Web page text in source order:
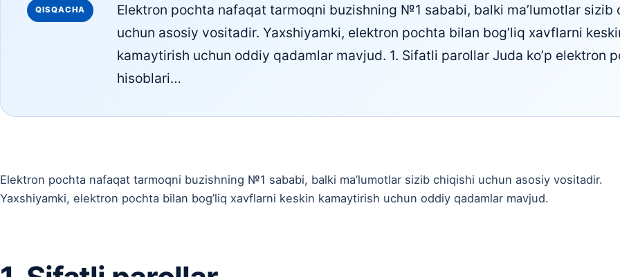
QISQACHA
Elektron pochta nafaqat tarmoqni buzishning №1 sababi, balki ma’lumotlar sizib
uchun asosiy vositadir. Yaxshiyamki, elektron pochta bilan bog’liq xavflarni
kamaytirish uchun oddiy qadamlar mavjud. 1. Sifatli parollar Juda ko’p elektron
hisoblari…
Elektron pochta nafaqat tarmoqni buzishning №1 sababi, balki ma’lumotlar sizib chiqishi uchun asosiy vositadir.
Yaxshiyamki, elektron pochta bilan bog’liq xavflarni keskin kamaytirish uchun oddiy qadamlar mavjud.